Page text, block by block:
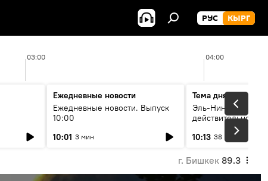
РУС КЫРГ
03:00 04:00
Ежедневные новости
Ежедневные новости. Выпуск
10:00
10:01 3 мин
Тема дня
Эль-Ниньо, жара и
действительно
погоду в
10:13 38 мин
г. Бишкек 89.3